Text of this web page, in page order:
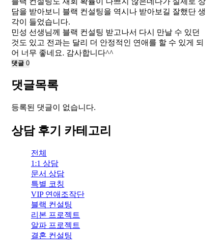
담을 받아보니 블랙 컨설팅을 역시나 받아보길 잘했단 생
각이 들었습니다.
민성 선생님께 블랙 컨설팅 받고나서 다시 만날 수 있던
것도 있고 전과는 달리 더 안정적인 연애를 할 수 있게 되
어 너무 좋네요. 감사합니다^^
댓글 0
댓글목록
등록된 댓글이 없습니다.
상담 후기 카테고리
전체
1:1 상담
문서 상담
특별 코칭
VIP 연애조작단
블랙 컨설팅
리본 프로젝트
알파 프로젝트
결혼 컨설팅